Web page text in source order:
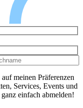
meinen Präferenzen
Services, Events und
einfach abmelden!